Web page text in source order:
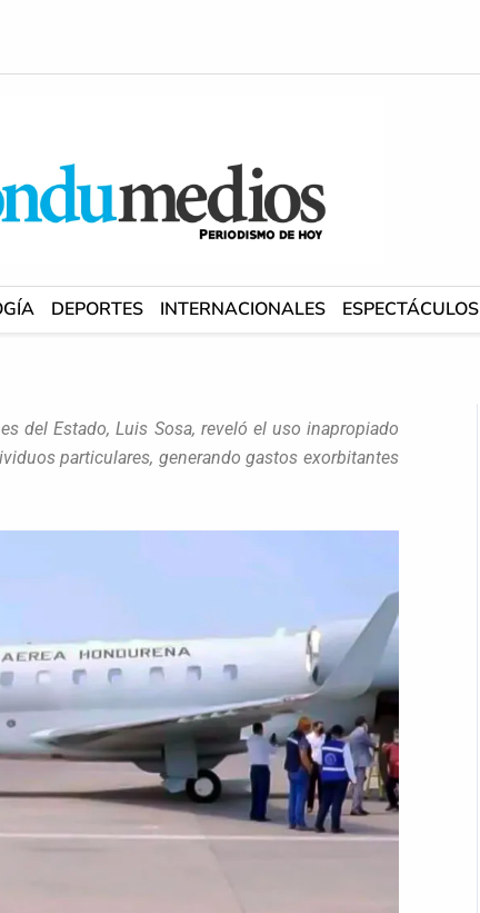
DEPORTES INTERNACIONALES ESPECTÁCULOS
del Estado, Luis Sosa, reveló el uso inapropiado
particulares, generando gastos exorbitantes